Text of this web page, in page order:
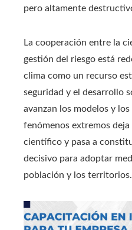
pero altamente
La cooperación entre la
gestión del riesgo está
clima como un recurso
seguridad y el desarrollo
avanzan los modelos y
fenómenos extremos
científico y pasa a
decisivo para adoptar
población y los territorios.